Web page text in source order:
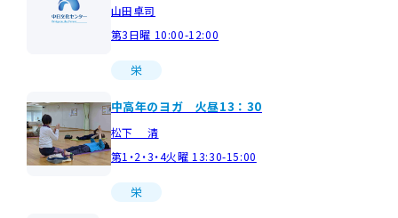
山田卓司
第3日曜 10:00-12:00
栄
中高年のヨガ 火昼13：30
松下 清
第1・2・3・4火曜 13:30-15:00
栄